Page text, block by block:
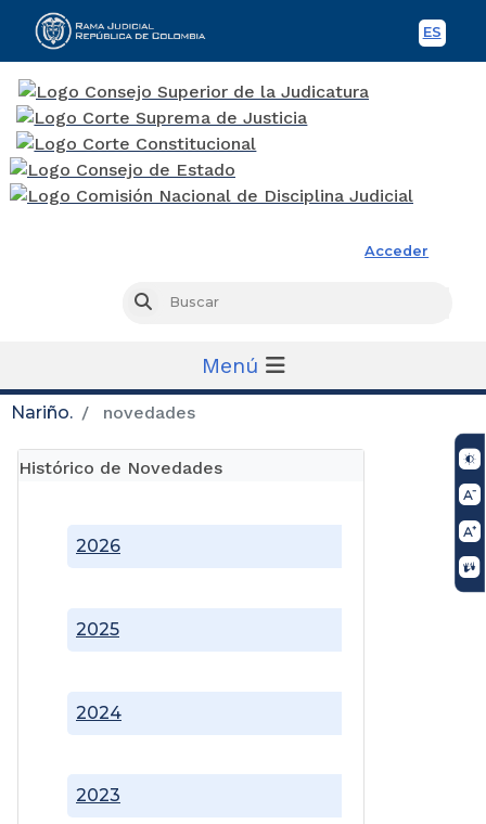
ES
Acceder
Buscar
Menú
Nariño. novedades
Histórico de Novedades
2023
2024
2025
2026